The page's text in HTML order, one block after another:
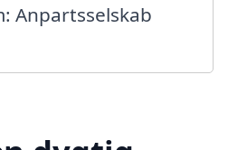
Anpartsselskab